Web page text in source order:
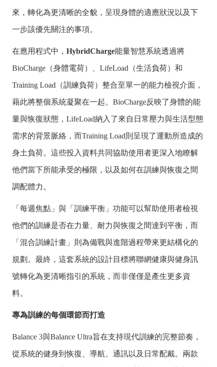
來，轉化為更清晰的全貌，呈現身體的適應狀況以及下
一步該優先關注的事項。
在應用程式中， HybridCharge能量智慧系統透過將
BioCharge（身體電荷）、LifeLoad（生活負荷）和
Training Load（訓練負荷）整合至單一的能力檢視介面，
藉此將整個系統凝聚在一起。BioCharge反映了身體的能
量與恢復狀態，LifeLoad納入了來自日常壓力與生活型態
需求的背景脈絡，而Training Load則呈現了運動所造成的
身土負荷。這些投入資料共同協助使用者更深入地瞭解
他們當下所能承受的極限，以及如何在訓練與恢復之間
調配體力。
「每週焦點」與「訓練平衡」功能可以幫助使用者檢視
他們的訓練是否在力量、耐力與恢復之間達到平衡，而
「混合訓練計畫」則為備戰與進階過程帶來更結構化的
規劃。最終，這套系統的設計目標將聯網健康與健身訊
號轉化為更清晰指引的系統，而非僅僅是產生更多資
料。
專為訓練的每個環節而打造
Balance 3與Balance Ultra旨在支持現代訓練的完整節奏，
從系統的健身到恢復、導航、通訊以及日常配戴。兩款